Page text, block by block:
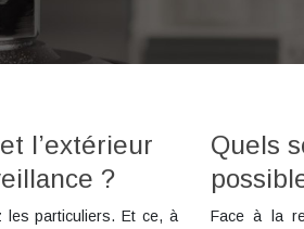
l’extérieur
?
les particuliers. Et ce, à
Quels
Face à la